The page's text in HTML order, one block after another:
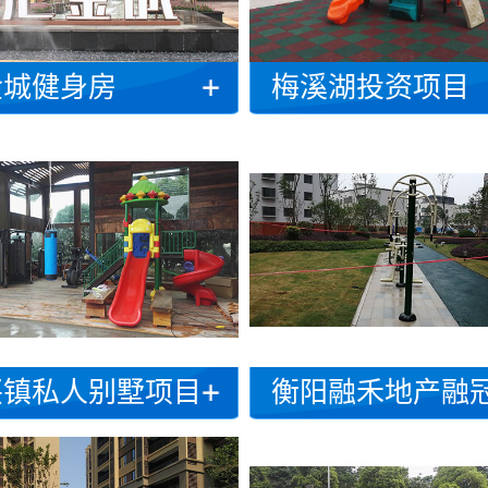
健身房 梅溪湖投资项目
私人别墅项目 衡阳融禾地产融